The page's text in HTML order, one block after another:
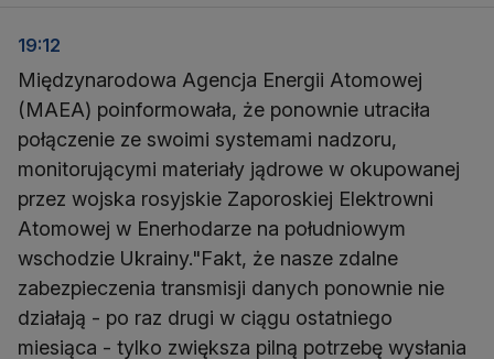
19:12
Międzynarodowa Agencja Energii Atomowej
(MAEA) poinformowała, że ponownie utraciła
połączenie ze swoimi systemami nadzoru,
monitorującymi materiały jądrowe w okupowanej
przez wojska rosyjskie Zaporoskiej Elektrowni
Atomowej w Enerhodarze na południowym
wschodzie Ukrainy."Fakt, że nasze zdalne
zabezpieczenia transmisji danych ponownie nie
działają - po raz drugi w ciągu ostatniego
miesiąca - tylko zwiększa pilną potrzebę wysłania